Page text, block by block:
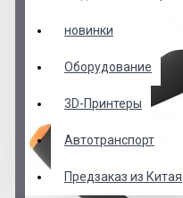
новинки
Оборудование
3D-Принтеры
Автотранспорт
Предзаказ из Китая